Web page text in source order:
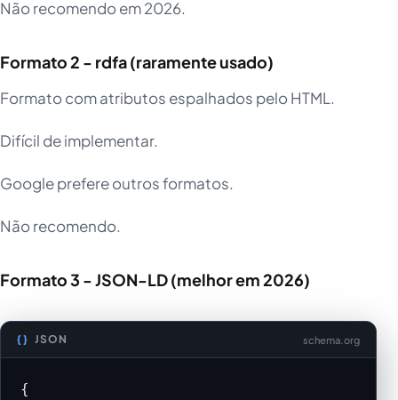
Não recomendo em 2026.
Formato 2 - rdfa (raramente usado)
Formato com atributos espalhados pelo HTML.
Difícil de implementar.
Google prefere outros formatos.
Não recomendo.
Formato 3 - JSON-LD (melhor em 2026)
JSON schema.org
{